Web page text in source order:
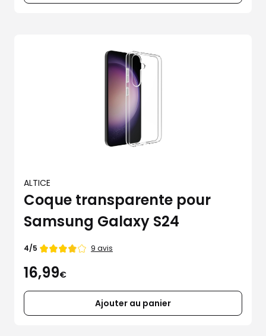
ALTICE
Coque transparente pour
Samsung Galaxy S24
Note
4/5 9 avis
16,99€
Ajouter au panier